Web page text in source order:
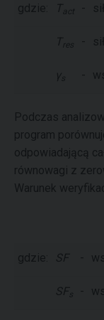
gdzie: T act -
Tres -
γ s -
Podczas
program
odpowiadającą
równowagi z
Warunek
gdzie: SF -
SF s -